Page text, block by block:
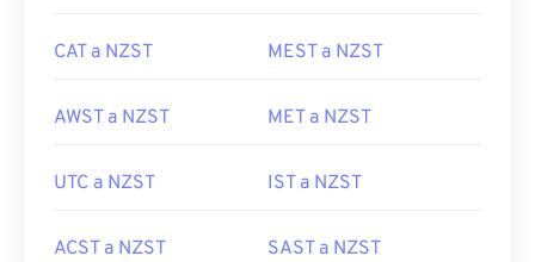
CAT a NZST MEST a NZST
AWST a NZST MET a NZST
UTC a NZST IST a NZST
ACST a NZST SAST a NZST